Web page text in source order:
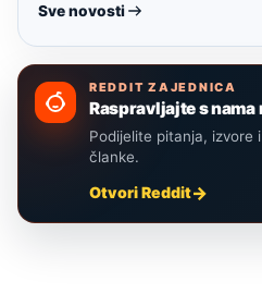
Sve novosti
REDDIT ZAJEDNICA
Raspravljajte s
Podijelite pitanja, izvore
članke.
Otvori Reddit